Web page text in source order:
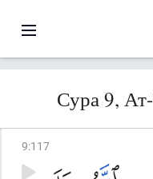
Сура 9,
9:117